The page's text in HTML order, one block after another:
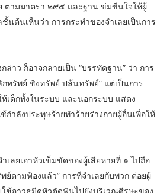
ตามมาตรา ๒๙๕ และฐาน ข่มขืนใจให้ผู้
ต้นเห็นว่า การกระทำของจำเลยเป็นการ
ว ก็อาจกลายเป็น “บรรทัดฐาน” ว่า การ
ทรัพย์ ชิงทรัพย์ ปล้นทรัพย์” แต่เป็นการ
เด็กทั้งในระบบ และนอกระบบ แสดง
ำลังประทุษร้ายทำร้ายร่างกายผู้อื่นเพื่อให้
ลยเอาหัวเข็มขัดของผู้เสียหายที่ ๑ ไปถือ
ย์ตามฟ้องแล้ว” การที่จำเลยกับพวก ต่อยผู้